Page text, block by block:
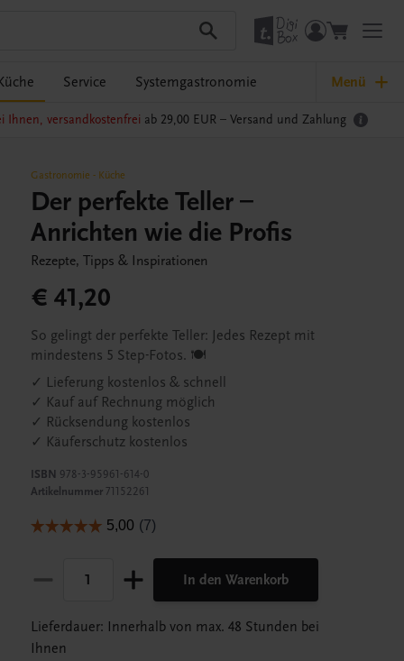
Service Systemgastronomie Menü
Ihnen, versandkostenfrei ab 29,00 EUR – Versand und Zahlung
Gastronomie - Küche
Der perfekte Teller –
Anrichten wie die Profis
Rezepte, Tipps & Inspirationen
€ 41,20
So gelingt der perfekte Teller: Jedes Rezept mit
mindestens 5 Step-Fotos. 🍽️
✓ Lieferung kostenlos & schnell
✓ Kauf auf Rechnung möglich
✓ Rücksendung kostenlos
✓ Käuferschutz kostenlos
ISBN 978-3-95961-614-0
Artikelnummer71152261
In den Warenkorb
Lieferdauer: Innerhalb von max. 48 Stunden bei
Ihnen